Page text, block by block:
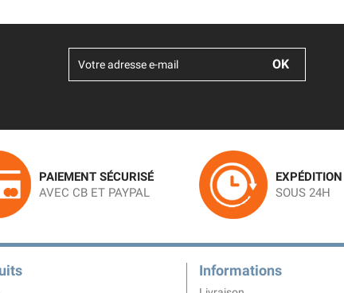
PAIEMENT SÉCURISÉ
AVEC CB ET PAYPAL
SOUS 24H
Informations